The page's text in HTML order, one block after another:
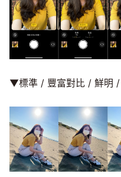
▼標準 / 豐富對比 / 鮮明